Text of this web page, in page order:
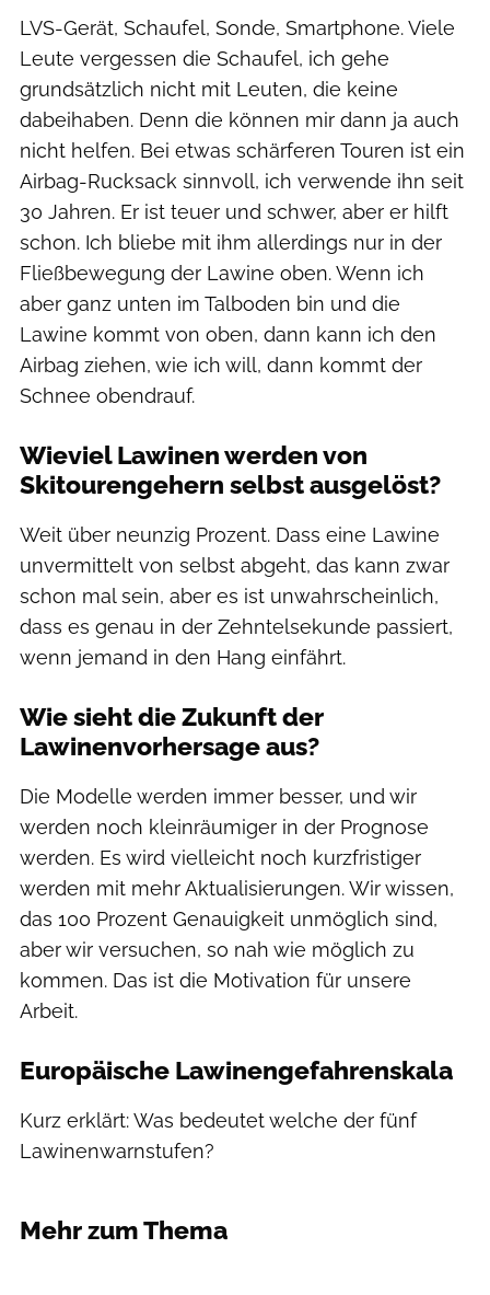
LVS-Gerät, Schaufel, Sonde, Smartphone. Viele
Leute vergessen die Schaufel, ich gehe
grundsätzlich nicht mit Leuten, die keine
dabeihaben. Denn die können mir dann ja auch
nicht helfen. Bei etwas schärferen Touren ist ein
Airbag-Rucksack sinnvoll, ich verwende ihn seit
30 Jahren. Er ist teuer und schwer, aber er hilft
schon. Ich bliebe mit ihm allerdings nur in der
Fließbewegung der Lawine oben. Wenn ich
aber ganz unten im Talboden bin und die
Lawine kommt von oben, dann kann ich den
Airbag ziehen, wie ich will, dann kommt der
Schnee obendrauf.
Wieviel Lawinen werden von
Skitourengehern selbst ausgelöst?
Weit über neunzig Prozent. Dass eine Lawine
unvermittelt von selbst abgeht, das kann zwar
schon mal sein, aber es ist unwahrscheinlich,
dass es genau in der Zehntelsekunde passiert,
wenn jemand in den Hang einfährt.
Wie sieht die Zukunft der
Lawinenvorhersage aus?
Die Modelle werden immer besser, und wir
werden noch kleinräumiger in der Prognose
werden. Es wird vielleicht noch kurzfristiger
werden mit mehr Aktualisierungen. Wir wissen,
das 100 Prozent Genauigkeit unmöglich sind,
aber wir versuchen, so nah wie möglich zu
kommen. Das ist die Motivation für unsere
Arbeit.
Europäische Lawinengefahrenskala
Kurz erklärt: Was bedeutet welche der fünf
Lawinenwarnstufen?
Mehr zum Thema